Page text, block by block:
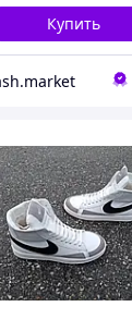
Купить